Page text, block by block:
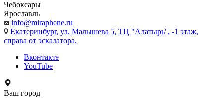
Чебоксары
Ярославль
info@miraphone.ru
Екатеринбург, ул. Малышева 5, ТЦ "Алатырь", -1 этаж,
справа от эскалатора.
Вконтакте
YouTube
Ваш город